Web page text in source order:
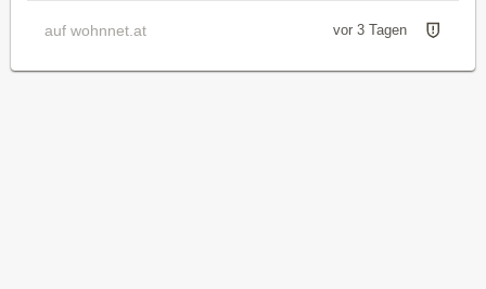
auf wohnnet.at vor 3 Tagen